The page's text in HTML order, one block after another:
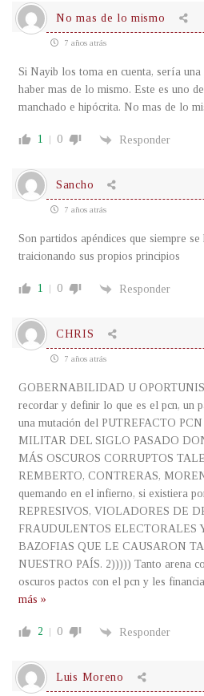
No mas de lo mismo
7 años atrás
Si Nayib los toma en cuenta, sería
haber mas de lo mismo. Este es uno
manchado e hipócrita. No mas de lo
1 0 Responder
Sancho
7 años atrás
Son partidos apéndices que siempre
traicionando sus propios principios
1 0 Responder
CHRIS
7 años atrás
GOBERNABILIDAD U
recordar y definir lo que es el pcn, un
una mutación del PUTREFACTO
MILITAR DEL SIGLO PASADO
MÁS OSCUROS CORRUPTOS
REMBERTO, CONTRERAS,
quemando en el infierno, si existiera
REPRESIVOS, VIOLADORES DE
FRAUDULENTOS ELECTORALES
BAZOFIAS QUE LE CAUSARON
NUESTRO PAÍS. 2))))) Tanto arena
oscuros pactos con el pcn y les
más »
2 0 Responder
Luis Moreno